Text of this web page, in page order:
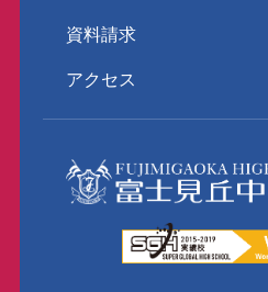
資料請求
アクセス